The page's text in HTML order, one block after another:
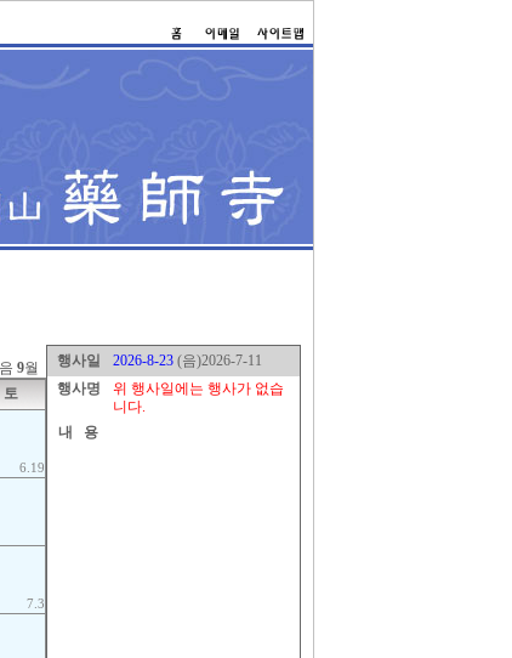
9월
토
6.19
7.3
행사일 2026-8-23 (음)2026-7-11
행사명
위 행사일에는 행사가 없습
니다.
내 용